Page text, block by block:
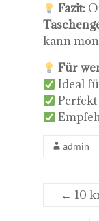
Fazit:
kann
Für
Ideal
admin
← 10